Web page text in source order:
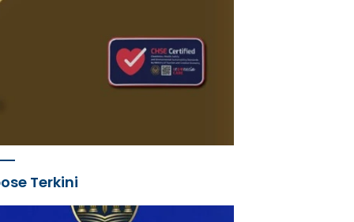
Terkini